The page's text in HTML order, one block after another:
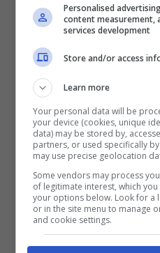
Personalised
content measurement,
services development
Store and/or access
Learn more
Your personal data will be
your device (cookies, unique
data) may be stored by,
partners, or used specifically
may use precise geolocation
Some vendors may process
of legitimate interest, which
your options below. Look for a
or in the site menu to manage
and cookie settings.